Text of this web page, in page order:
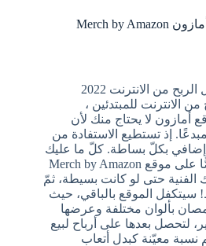
الانترنت للمبتدئين ،
أمازون لا يحتاج منك لأن
إذ تستطيع الاستفادة من
بكلّ بساطة. كلّ ما عليك
فعله هو أن تسجّل حسابًا خاصًّا على موقع Merch by Amazon
الفنية حتى لو كانت بسيطة، ثمّ
الموقع بالباقي، حيث
بألوان مختلفة وعرضها
لتحصل بعدها على أرباح لبيع
معيّنة كبدل أتعاب